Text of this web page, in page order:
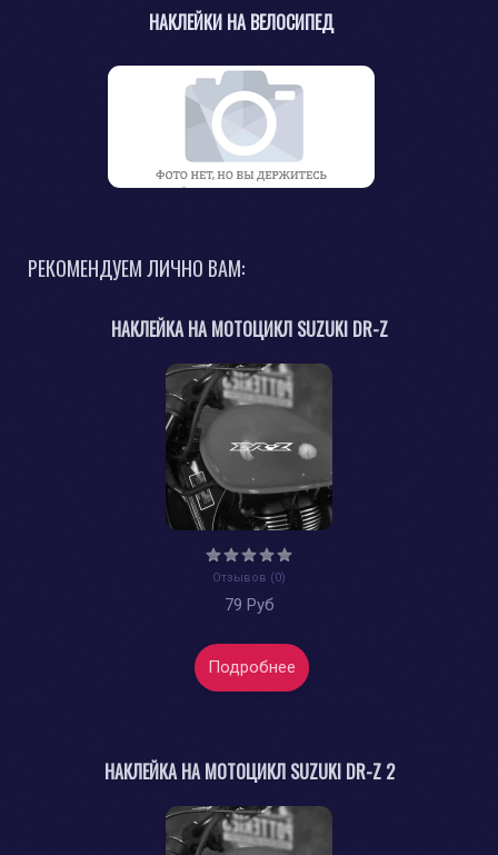
НАКЛЕЙКИ НА ВЕЛОСИПЕД
РЕКОМЕНДУЕМ ЛИЧНО ВАМ:
НАКЛЕЙКА НА МОТОЦИКЛ SUZUKI DR-Z
Отзывов (0)
79 Руб
Подробнее
НАКЛЕЙКА НА МОТОЦИКЛ SUZUKI DR-Z 2